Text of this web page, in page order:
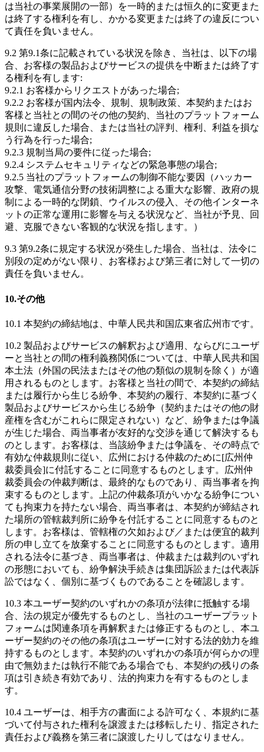
は当社の事業展開の一部）を一時的または恒久的に変更また
は終了する権利を有し、かかる変更または終了の違反につい
て責任を負いません。
9.2 第9.1条に記載されている状況を除き、当社は、以下の場
合、お客様の製品およびサービスの提供を中断または終了す
る権利を有します:
9.2.1 お客様からリクエストがあった場合;
9.2.2 お客様が国内法令、規制、規制政策、本契約またはお
客様と当社との間のその他の契約、当社のプラットフォーム
規則に違反した場合、または当社の評判、権利、利益を損な
う行為を行った場合;
9.2.3 規制当局の要件に従った場合;
9.2.4 システムセキュリティなどの緊急事態の場合;
9.2.5 当社のプラットフォームの制御不能な要因（ハッカー
攻撃、電気通信分野の技術調整による重大な影響、政府の規
制による一時的な閉鎖、ウイルスの侵入、その他インターネ
ットの正常な運用に影響を与える状況など、当社が予見、回
避、克服できない客観的な状況を指します。）
9.3 第9.2条に規定する状況が発生した場合、当社は、法令に
別段の定めがない限り、お客様および第三者に対して一切の
責任を負いません。
10.その他
10.1 本契約の締結地は、中華人民共和国広東省広州市です。
10.2 製品およびサービスの解釈および適用、ならびにユーザ
ーと当社との間の権利義務関係については、中華人民共和国
本土法（外国の民法またはその他の類似の規制を除く）が適
用されるものとします。お客様と当社の間で、本契約の締結
または履行から生じる紛争、本契約の履行、本契約に基づく
製品およびサービスから生じる紛争（契約またはその他の財
産権を含むがこれらに限定されない）など、紛争または争議
が生じた場合、両当事者が友好的な交渉を通じて解決するも
のとします。お客様は、当該紛争または争議を、その時点で
有効な仲裁規則に従い、広州における仲裁のために[広州仲
裁委員会]に付託することに同意するものとします。広州仲
裁委員会の仲裁判断は、最終的なものであり、両当事者を拘
束するものとします。上記の仲裁条項がいかなる紛争につい
ても拘束力を持たない場合、両当事者は、本契約が締結され
た場所の管轄裁判所に紛争を付託することに同意するものと
します。お客様は、管轄権の欠如および／または便宜的裁判
所の申し立てを放棄することに同意するものとします。適用
される法令に基づき、両当事者は、仲裁または裁判のいずれ
の形態においても、紛争解決手続きは集団訴訟または代表訴
訟ではなく、個別に基づくものであることを確認します。
10.3 本ユーザー契約のいずれかの条項が法律に抵触する場
合、法の規定が優先するものとし、当社のユーザープラット
フォームは関連条項を再解釈または修正するものとし、本ユ
ーザー契約のその他の条項はユーザーに対する法的効力を維
持するものとします。本契約のいずれかの条項が何らかの理
由で無効または執行不能である場合でも、本契約の残りの条
項は引き続き有効であり、法的拘束力を有するものとしま
す。
10.4 ユーザーは、相手方の書面による許可なく、本規約に基
づいて付与された権利を譲渡または移転したり、指定された
責任および義務を第三者に譲渡したりしてはなりません。